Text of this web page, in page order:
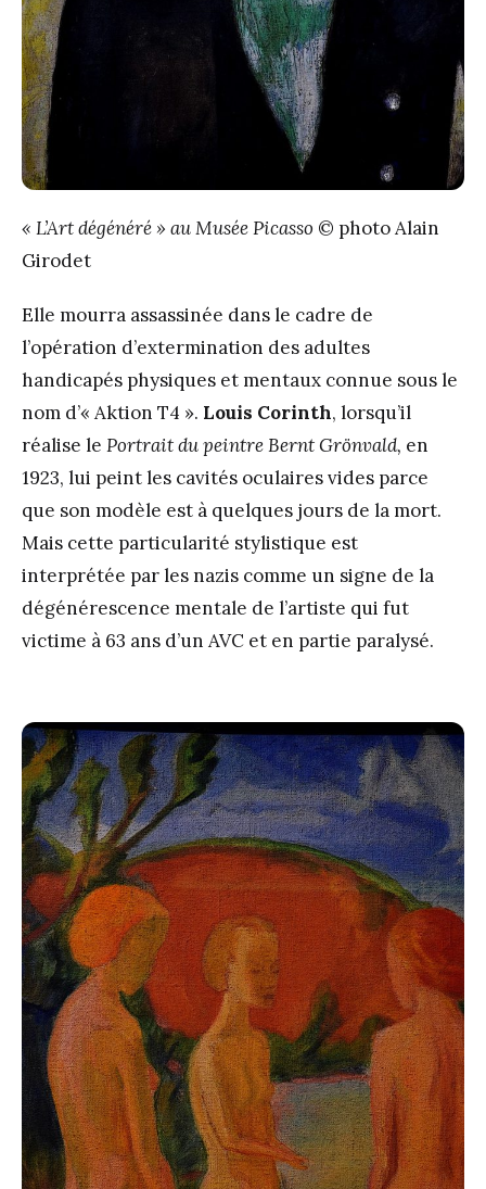
« L’Art dégénéré » au Musée Picasso © photo Alain
Girodet
Elle mourra assassinée dans le cadre de
l’opération d’extermination des adultes
handicapés physiques et mentaux connue sous le
nom d’« Aktion T4 ». Louis Corinth, lorsqu’il
réalise le Portrait du peintre Bernt Grönvald, en
1923, lui peint les cavités oculaires vides parce
que son modèle est à quelques jours de la mort.
Mais cette particularité stylistique est
interprétée par les nazis comme un signe de la
dégénérescence mentale de l’artiste qui fut
victime à 63 ans d’un AVC et en partie paralysé.